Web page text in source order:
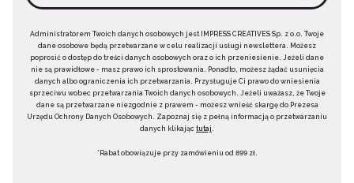
Administratorem Twoich danych osobowych jest IMPRESS CREATIVES Sp. z o.o. Twoje
dane osobowe będą przetwarzane w celu realizacji usługi newslettera. Możesz
poprosić o dostęp do treści danych osobowych oraz o ich przeniesienie. Jeżeli dane
nie są prawidłowe - masz prawo ich sprostowania. Ponadto, możesz żądać usunięcia
danych albo ograniczenia ich przetwarzania. Przysługuje Ci prawo do wniesienia
sprzeciwu wobec przetwarzania Twoich danych osobowych. Jeżeli uważasz, że Twoje
dane są przetwarzane niezgodnie z prawem - możesz wnieść skargę do Prezesa
Urzędu Ochrony Danych Osobowych. Zapoznaj się z pełną informacją o przetwarzaniu
danych klikając tutaj
*Rabat obowiązuje przy zamówieniu od 899 zł.